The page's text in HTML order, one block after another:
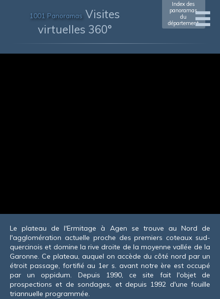
1001 Panoramas Visites
virtuelles 360°
Index des
panoramas
du
département
Le plateau de l'Ermitage à Agen se trouve au Nord de
l'agglomération actuelle proche des premiers coteaux sud-
quercinois et domine la rive droite de la moyenne vallée de la
Garonne. Ce plateau, auquel on accède du côté nord par un
étroit passage, fortifié au 1er s. avant notre ère est occupé
par un oppidum. Depuis 1990, ce site fait l'objet de
prospections et de sondages, et depuis 1992 d'une fouille
triannuelle programmée.